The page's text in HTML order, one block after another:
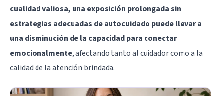
cualidad valiosa, una exposición prolongada sin
estrategias adecuadas de autocuidado puede llevar a
una disminución de la capacidad para conectar
emocionalmente, afectando tanto al cuidador como a la
calidad de la atención brindada.